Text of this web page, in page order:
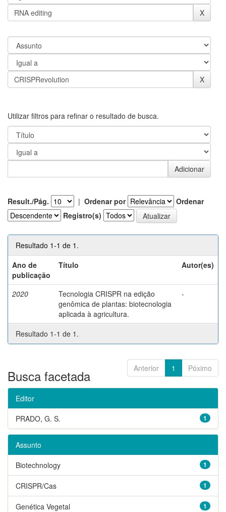
Utilizar filtros para refinar o resultado de busca.
Result./Pág. | Ordenar por
Ordenar
Registro(s)
Resultado 1-1 de 1.
Ano de
publicação
Título Autor(es)
2020
Tecnologia CRISPR na edição
genômica de plantas: biotecnologia
aplicada à agricultura.
-
Resultado 1-1 de 1.
Anterior 1 Póximo
Busca facetada
Editor
1
PRADO, G. S.
Assunto
1
Biotechnology
1
CRISPR/Cas
1
Genética Vegetal